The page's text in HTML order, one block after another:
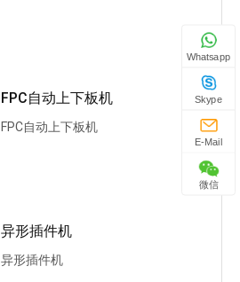
FPC自动上下板机
FPC自动上下板机
异形插件机
异形插件机
Whatsapp
Skype
E-Mail
微信